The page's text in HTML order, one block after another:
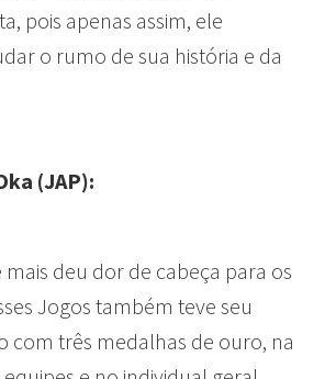
pois apenas assim, ele
o rumo de sua história e da
(JAP):
mais deu dor de cabeça para os
Jogos também teve seu
com três medalhas de ouro, na